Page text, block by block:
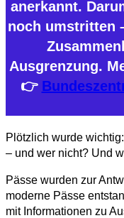
anerkannt.
noch umstritten
Ausgrenzung.
👉
Plötzlich wurde
– und wer nicht? Und
Pässe wurden zur
moderne Pässe
mit Informationen zu